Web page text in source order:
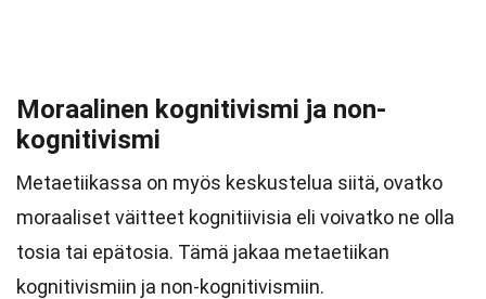
Moraalinen kognitivismi ja non-
kognitivismi
Metaetiikassa on myös keskustelua siitä, ovatko
moraaliset väitteet kognitiivisia eli voivatko ne olla
tosia tai epätosia. Tämä jakaa metaetiikan
kognitivismiin ja non-kognitivismiin.